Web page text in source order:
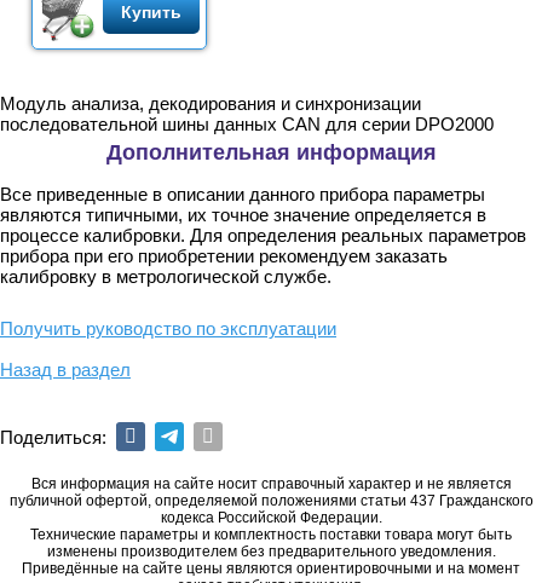
Купить
Модуль анализа, декодирования и синхронизации
последовательной шины данных CAN для серии DPO2000
Дополнительная информация
Все приведенные в описании данного прибора параметры
являются типичными, их точное значение определяется в
процессе калибровки. Для определения реальных параметров
прибора при его приобретении рекомендуем заказать
калибровку в метрологической службе.
Получить руководство по эксплуатации
Назад в раздел
Поделиться:
Вся информация на сайте носит справочный характер и не является
публичной офертой, определяемой положениями статьи 437 Гражданского
кодекса Российской Федерации.
Технические параметры и комплектность поставки товара могут быть
изменены производителем без предварительного уведомления.
Приведённые на сайте цены являются ориентировочными и на момент